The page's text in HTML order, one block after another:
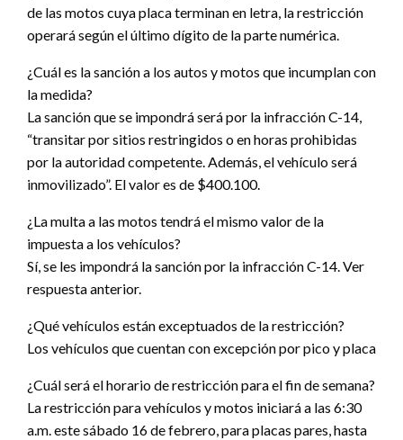
de las motos cuya placa terminan en letra, la restricción
operará según el último dígito de la parte numérica.
¿Cuál es la sanción a los autos y motos que incumplan con
la medida?
La sanción que se impondrá será por la infracción C-14,
“transitar por sitios restringidos o en horas prohibidas
por la autoridad competente. Además, el vehículo será
inmovilizado”. El valor es de $400.100.
¿La multa a las motos tendrá el mismo valor de la
impuesta a los vehículos?
Sí, se les impondrá la sanción por la infracción C-14. Ver
respuesta anterior.
¿Qué vehículos están exceptuados de la restricción?
Los vehículos que cuentan con excepción por pico y placa
¿Cuál será el horario de restricción para el fin de semana?
La restricción para vehículos y motos iniciará a las 6:30
a.m. este sábado 16 de febrero, para placas pares, hasta